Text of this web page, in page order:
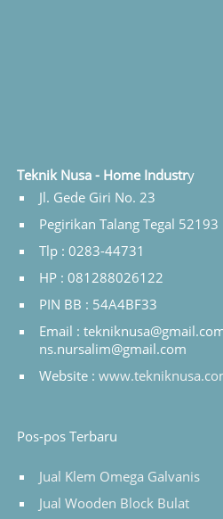
Teknik Nusa - Home Industry
Jl. Gede Giri No. 23
Pegirikan Talang Tegal 52193
Tlp : 0283-44731
HP : 081288026122
PIN BB : 54A4BF33
Email :
ns.nursalim@gmail.com
Website :
Pos-pos Terbaru
Jual Klem Omega Galvanis
Jual Wooden Block Bulat